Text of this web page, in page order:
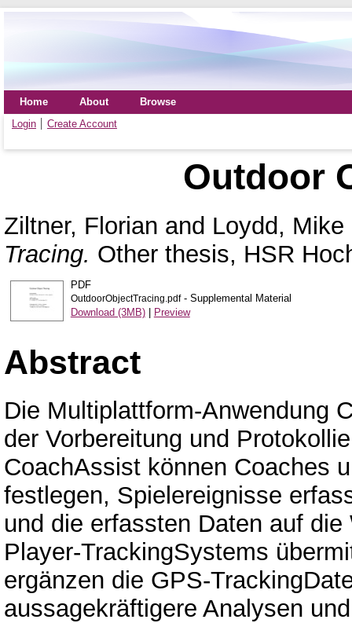
Home About
Browse
Login
Create Account
Outdoor
Ziltner, Florian and Loydd, Mike
Tracing. Other thesis, HSR
PDF
OutdoorObjectTracing.pdf- Supplemental Material
Download (3MB)| Preview
Abstract
Die Multiplattform-Anwendung
der Vorbereitung und
CoachAssist können Coaches
festlegen, Spielereignisse
und die erfassten Daten auf
Player-TrackingSystems
ergänzen die GPS-
aussagekräftigere Analysen